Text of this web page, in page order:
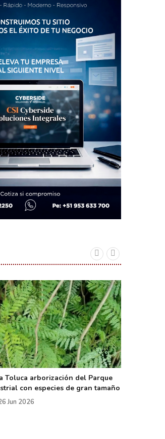
Toluca arborización del Parque
con especies de gran tamaño
Jun 2026